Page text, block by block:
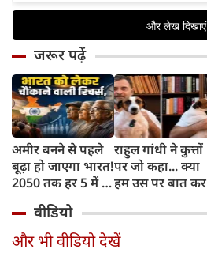
जरूर पढ़ें
अमीर बनने से पहले
बूढ़ा हो जाएगा भारत!
2050 तक हर 5 में 1
साल से ज्यादा उम्र का
राहुल गांधी ने कुत्तों
पर जो कहा... क्या
हम उस पर बात कर
वीडियो
और भी वीडियो देखें